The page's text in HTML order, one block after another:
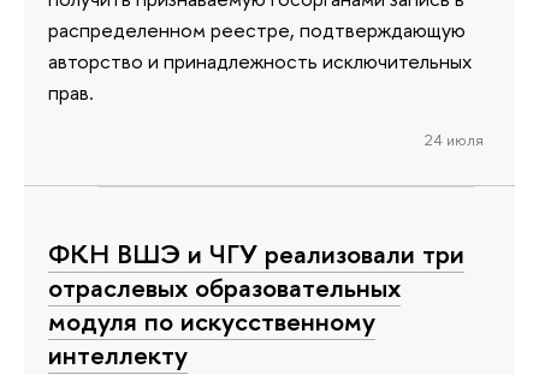
распределенном реестре, подтверждающую
авторство и принадлежность исключительных
прав.
24 июля
ФКН ВШЭ и ЧГУ реализовали три
отраслевых образовательных
модуля по искусственному
интеллекту